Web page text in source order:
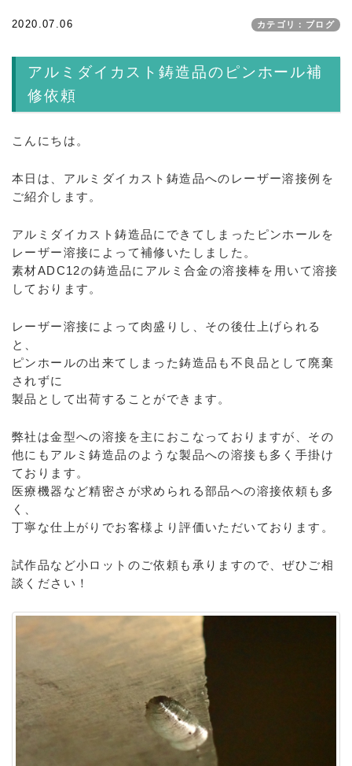
2020.07.06 カテゴリ：ブログ
アルミダイカスト鋳造品のピンホール補
修依頼
こんにちは。
本日は、アルミダイカスト鋳造品へのレーザー溶接例を
ご紹介します。
アルミダイカスト鋳造品にできてしまったピンホールを
レーザー溶接によって補修いたしました。
素材ADC12の鋳造品にアルミ合金の溶接棒を用いて溶接
しております。
レーザー溶接によって肉盛りし、その後仕上げられる
と、
ピンホールの出来てしまった鋳造品も不良品として廃棄
されずに
製品として出荷することができます。
弊社は金型への溶接を主におこなっておりますが、その
他にもアルミ鋳造品のような製品への溶接も多く手掛け
ております。
医療機器など精密さが求められる部品への溶接依頼も多
く、
丁寧な仕上がりでお客様より評価いただいております。
試作品など小ロットのご依頼も承りますので、ぜひご相
談ください！